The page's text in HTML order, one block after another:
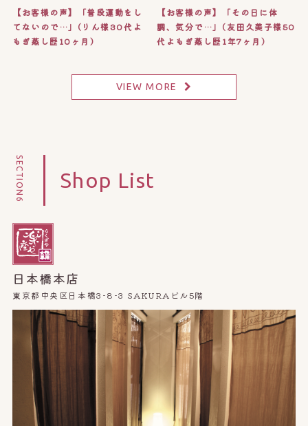
【お客様の声】「普段運動をし
てないので…」(りん様30代よ
もぎ蒸し歴10ヶ月)
【お客様の声】「その日に体
調、気分で…」(友田久美子様50
代よもぎ蒸し歴1年7ヶ月)
VIEW MORE
Shop List
SECTION6
日本橋本店
東京都中央区日本橋3-8-3 SAKURAビル5階